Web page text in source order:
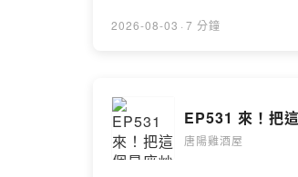
2026-08-03 · 7 分鐘
EP531 來！把
唐陽雞酒屋